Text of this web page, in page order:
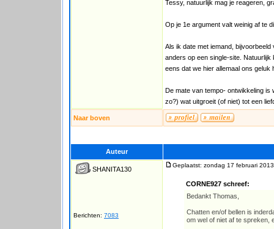
Tessy, natuurlijk mag je reageren,
Op je 1e argument valt weinig af te
Als ik date met iemand,
anders op een single-site.
eens dat we hier allemaal ons
De mate van tempo- ontwikkeling is
zo?) wat uitgroeit (of niet) tot een
Naar boven
Auteur
SHANITA130
Berichten: 7083
Geplaatst: zondag 17 februari
CORNE927 schreef:
Bedankt Thomas,
Chatten en/of bellen is
om wel of niet af te spreken,